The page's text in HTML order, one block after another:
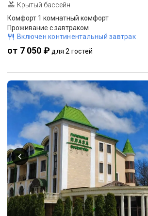
Крытый бассейн
Комфорт 1 комнатный комфорт
Проживание с завтраком
Включен континентальный завтрак
от 7 050 ₽ для 2 гостей